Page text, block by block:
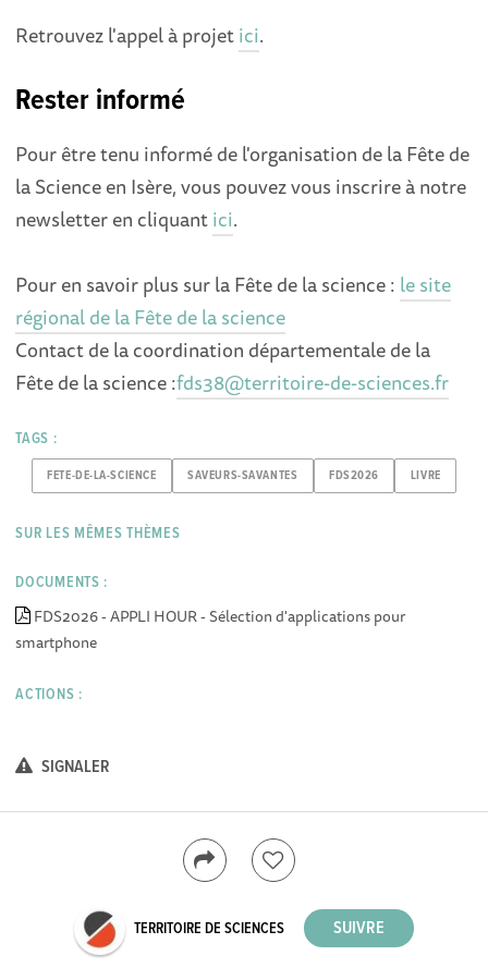
Retrouvez l'appel à projetici.
Rester informé
Pour être tenu informé de l'organisation de la Fête de
la Science en Isère, vous pouvez vous inscrire à notre
newsletter en cliquantici.
Pour en savoir plus sur la Fête de la science : le site
régional de la Fête de la science
Contact de la coordination départementale de la
Fête de la science :fds38@territoire-de-sciences.fr
TAGS :
FETE-DE-LA-SCIENCE SAVEURS-SAVANTES FDS2026 LIVRE
SUR LES MÊMES THÈMES
DOCUMENTS :
FDS2026 - APPLI HOUR - Sélection d'applications pour
smartphone
ACTIONS :
SIGNALER
TERRITOIRE DE SCIENCES